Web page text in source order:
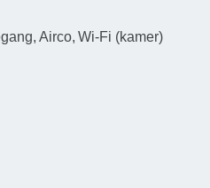
Airco Wi-Fi (kamer)